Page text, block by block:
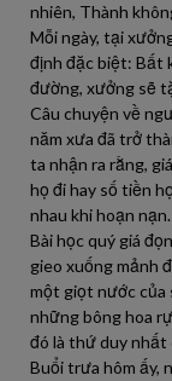
nhiên, Thành
Mỗi ngày, tại
định đặc biệt: Bất
đường, xưởng sẽ
Câu chuyện về
năm xưa đã trở
ta nhận ra rằng,
họ đi hay số tiền
nhau khi hoạn nạn.
Bài học quý giá
gieo xuống mảnh
một giọt nước của
những bông hoa
đó là thứ duy nhất
Buổi trưa hôm ấy,